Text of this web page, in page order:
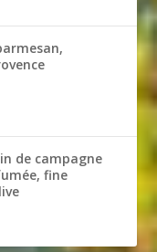
de campagne
fine